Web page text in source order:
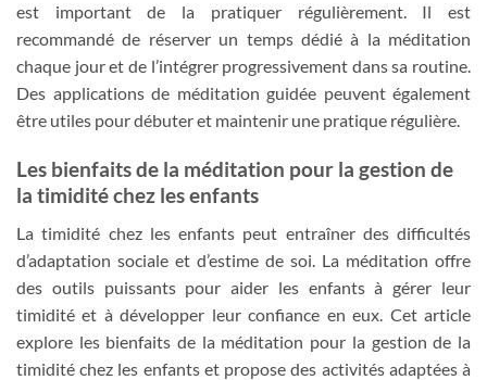
est important de la pratiquer régulièrement. Il est
recommandé de réserver un temps dédié à la méditation
chaque jour et de l’intégrer progressivement dans sa routine.
Des applications de méditation guidée peuvent également
être utiles pour débuter et maintenir une pratique régulière.
Les bienfaits de la méditation pour la gestion de
la timidité chez les enfants
La timidité chez les enfants peut entraîner des difficultés
d’adaptation sociale et d’estime de soi. La méditation offre
des outils puissants pour aider les enfants à gérer leur
timidité et à développer leur confiance en eux. Cet article
explore les bienfaits de la méditation pour la gestion de la
timidité chez les enfants et propose des activités adaptées à